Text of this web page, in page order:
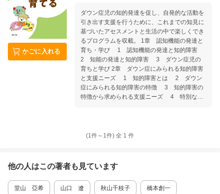
かごに入れる
ダウン症児の知的発達を促し、自発的な活動を
引き出す支援を行うために、これまでの知見に
基づいたアセスメントと生活の中で楽しくでき
るプログラムを収載。 1章 認知機能の発達と
育ち・学び 1 認知機能の発達と知的障害
2 知能の発達と知的障害 3 ダウン症児の
育ちと学び 2章 ダウン症にみられる知的障害
と支援ニーズ 1 知的障害とは 2 ダウン
症にみられる知的障害の特徴 3 知的障害の
特徴から求められる支援ニーズ 4 特別な支
器疾患 6 腎・尿路形態異常、排泄障害 7
知能を育てる関わり（集団の中での育ち） 1
集団で子どもが体験すること 2 子ども集
団の作り方と配慮 3 乳幼児期における集団
の中での知能の育ち 4 学齢期における集団
(1件～ 1件) 全 1 件
他の人はこの著者も見ています
堂山 亞希 山口 遼 秋山千枝子 橋本創一